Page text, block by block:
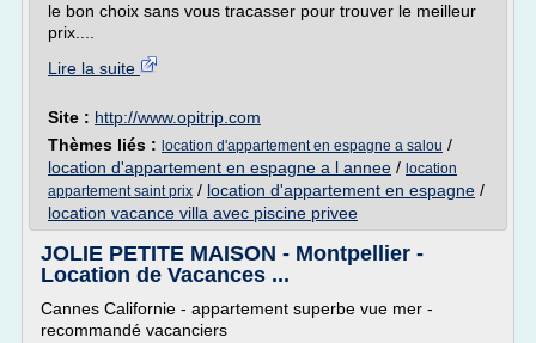
le bon choix sans vous tracasser pour trouver le meilleur
prix....
Lire la suite
Site : http://www.opitrip.com
Thèmes liés : location d'appartement en espagne a salou /
location d'appartement en espagne a l annee / location
appartement saint prix / location d'appartement en espagne /
location vacance villa avec piscine privee
JOLIE PETITE MAISON - Montpellier -
Location de Vacances ...
Cannes Californie - appartement superbe vue mer -
recommandé vacanciers